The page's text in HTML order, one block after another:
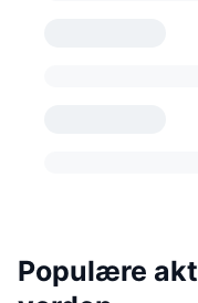
Populære